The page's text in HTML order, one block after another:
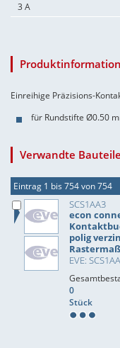
3 A
Einreihige Präzisions-
für Rundstifte Ø0.50
Verwandte
Eintrag 1 bis 754 von 754
SCS1AA3
econ
polig
EVE:
0
Stück